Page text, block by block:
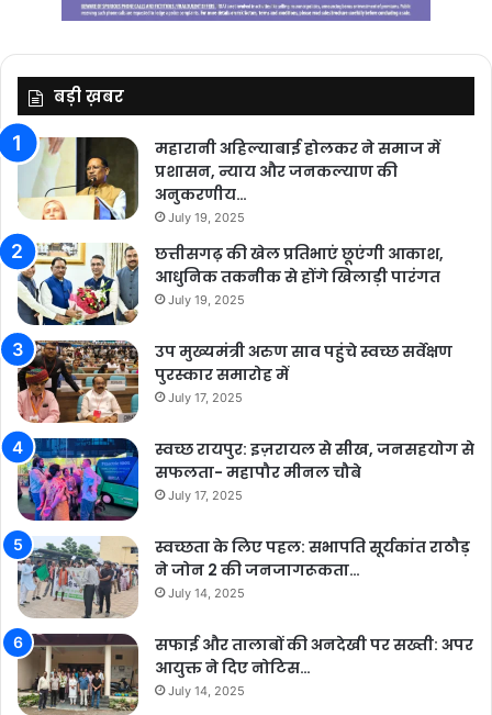
बड़ी ख़बर
महारानी अहिल्याबाई होलकर ने समाज में
प्रशासन, न्याय और जनकल्याण की
अनुकरणीय…
July 19, 2025
छत्तीसगढ़ की खेल प्रतिभाएं छूएंगी आकाश,
आधुनिक तकनीक से होंगे खिलाड़ी पारंगत
July 19, 2025
उप मुख्यमंत्री अरुण साव पहुंचे स्वच्छ सर्वेक्षण
पुरस्कार समारोह में
July 17, 2025
स्वच्छ रायपुर: इज़रायल से सीख, जनसहयोग से
सफलता- महापौर मीनल चौबे
July 17, 2025
स्वच्छता के लिए पहल: सभापति सूर्यकांत राठौड़
ने जोन 2 की जनजागरूकता…
July 14, 2025
सफाई और तालाबों की अनदेखी पर सख्ती: अपर
आयुक्त ने दिए नोटिस…
July 14, 2025